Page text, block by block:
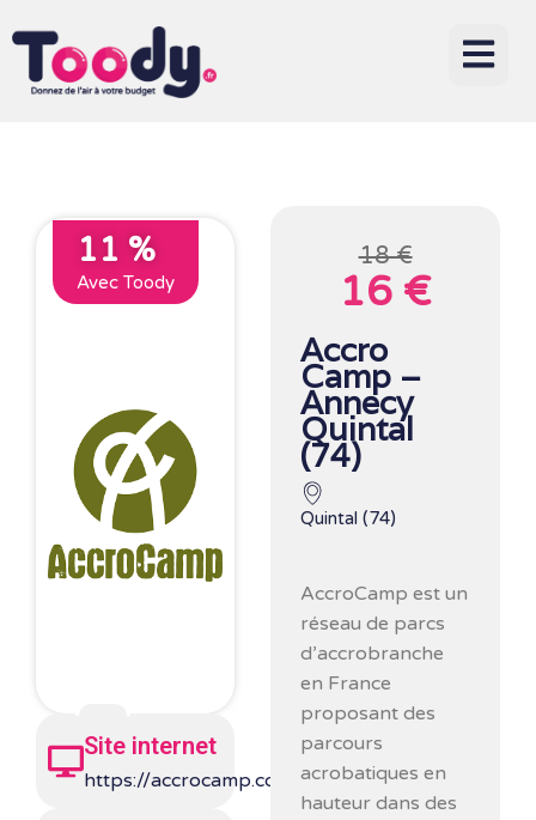
11 %
Avec Toody
Site internet
https://accrocamp.com/
18 €
16 €
Accro
Camp –
Annecy
Quintal
(74)
Quintal (74)
AccroCamp est un
réseau de parcs
d’accrobranche
en France
proposant des
parcours
acrobatiques en
hauteur dans des